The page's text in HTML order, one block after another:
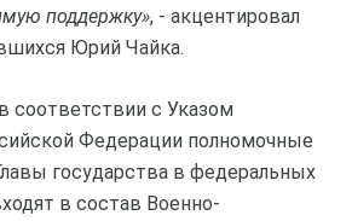
поддержку», - акцентировал
Юрий Чайка.
соответствии с Указом
Федерации полномочные
государства в федеральных
в состав Военно-